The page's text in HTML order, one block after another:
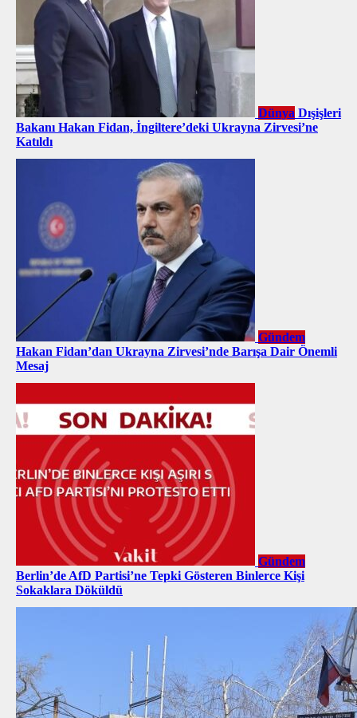
Dünya Dışişleri
Bakanı Hakan Fidan, İngiltere’deki Ukrayna Zirvesi’ne
Katıldı
Gündem
Hakan Fidan’dan Ukrayna Zirvesi’nde Barışa Dair Önemli
Mesaj
Gündem
Berlin’de AfD Partisi’ne Tepki Gösteren Binlerce Kişi
Sokaklara Döküldü